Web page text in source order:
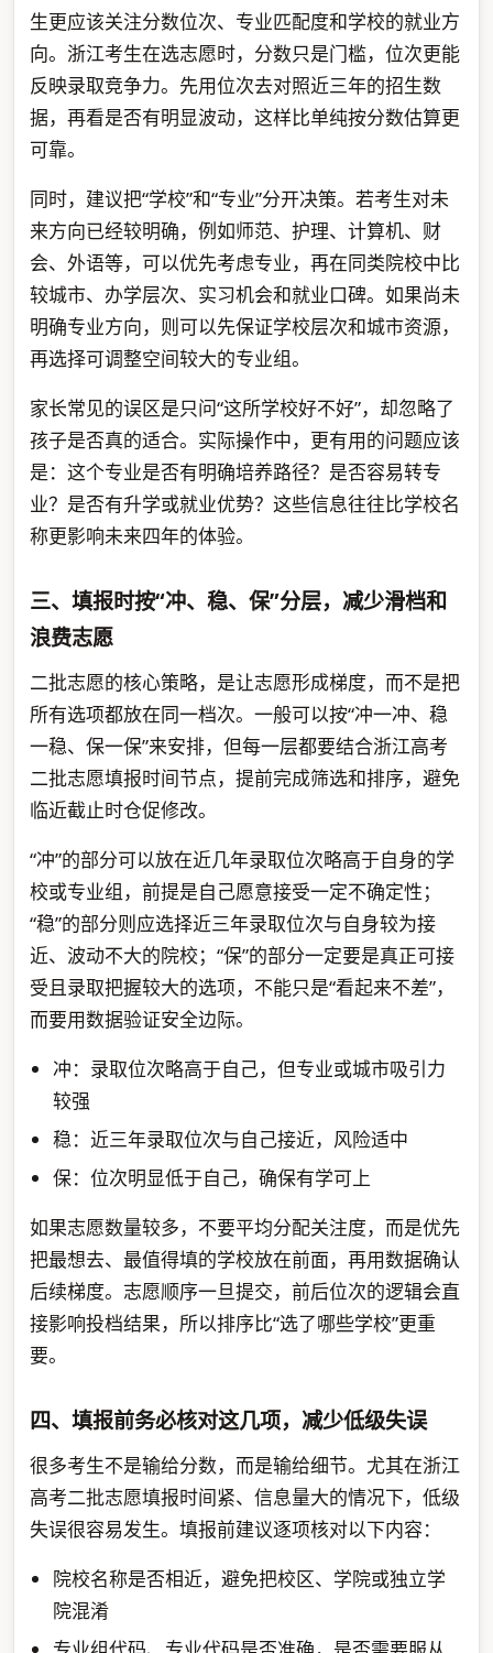
生更应该关注分数位次、专业匹配度和学校的就业方
向。浙江考生在选志愿时，分数只是门槛，位次更能
反映录取竞争力。先用位次去对照近三年的招生数
据，再看是否有明显波动，这样比单纯按分数估算更
可靠。
同时，建议把“学校”和“专业”分开决策。若考生对未
来方向已经较明确，例如师范、护理、计算机、财
会、外语等，可以优先考虑专业，再在同类院校中比
较城市、办学层次、实习机会和就业口碑。如果尚未
明确专业方向，则可以先保证学校层次和城市资源，
再选择可调整空间较大的专业组。
家长常见的误区是只问“这所学校好不好”，却忽略了
孩子是否真的适合。实际操作中，更有用的问题应该
是：这个专业是否有明确培养路径？是否容易转专
业？是否有升学或就业优势？这些信息往往比学校名
称更影响未来四年的体验。
三、填报时按“冲、稳、保”分层，减少滑档和
浪费志愿
二批志愿的核心策略，是让志愿形成梯度，而不是把
所有选项都放在同一档次。一般可以按“冲一冲、稳
一稳、保一保”来安排，但每一层都要结合浙江高考
二批志愿填报时间节点，提前完成筛选和排序，避免
临近截止时仓促修改。
“冲”的部分可以放在近几年录取位次略高于自身的学
校或专业组，前提是自己愿意接受一定不确定性；
“稳”的部分则应选择近三年录取位次与自身较为接
近、波动不大的院校；“保”的部分一定要是真正可接
受且录取把握较大的选项，不能只是“看起来不差”，
而要用数据验证安全边际。
冲：录取位次略高于自己，但专业或城市吸引力
较强
稳：近三年录取位次与自己接近，风险适中
保：位次明显低于自己，确保有学可上
如果志愿数量较多，不要平均分配关注度，而是优先
把最想去、最值得填的学校放在前面，再用数据确认
后续梯度。志愿顺序一旦提交，前后位次的逻辑会直
接影响投档结果，所以排序比“选了哪些学校”更重
要。
四、填报前务必核对这几项，减少低级失误
很多考生不是输给分数，而是输给细节。尤其在浙江
高考二批志愿填报时间紧、信息量大的情况下，低级
失误很容易发生。填报前建议逐项核对以下内容：
院校名称是否相近，避免把校区、学院或独立学
院混淆